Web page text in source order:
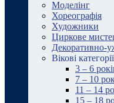
Моделінг
Хореографія
Художники
Циркове
Декоративно-
Вікові категорії
3 – 6
7 – 10
11 – 14
15 – 18